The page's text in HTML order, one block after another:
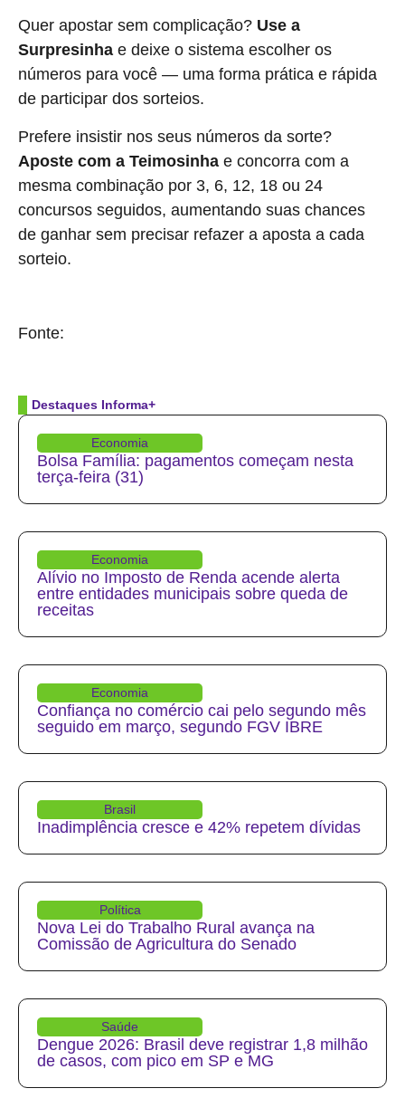
Quer apostar sem complicação? Use a
Surpresinha e deixe o sistema escolher os
números para você — uma forma prática e rápida
de participar dos sorteios.
Prefere insistir nos seus números da sorte?
Aposte com a Teimosinha e concorra com a
mesma combinação por 3, 6, 12, 18 ou 24
concursos seguidos, aumentando suas chances
de ganhar sem precisar refazer a aposta a cada
sorteio.
Fonte:
Destaques Informa+
Economia
Bolsa Família: pagamentos começam nesta
terça-feira (31)
Economia
Alívio no Imposto de Renda acende alerta
entre entidades municipais sobre queda de
receitas
Economia
Confiança no comércio cai pelo segundo mês
seguido em março, segundo FGV IBRE
Brasil
Inadimplência cresce e 42% repetem dívidas
Política
Nova Lei do Trabalho Rural avança na
Comissão de Agricultura do Senado
Saúde
Dengue 2026: Brasil deve registrar 1,8 milhão
de casos, com pico em SP e MG